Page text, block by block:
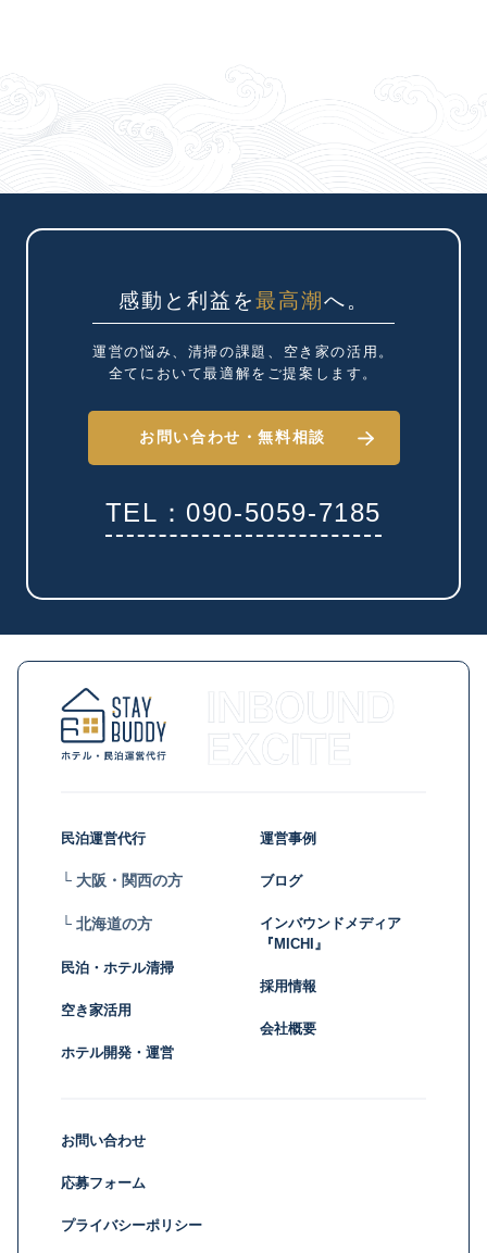
感動と利益を最高潮へ。
運営の悩み、清掃の課題、 空き家の活用。
全てにおいて最適解を ご提案します。
お問い合わせ・無料相談
TEL：090-5059-7185
民泊運営代行
└ 大阪・関西の方
└ 北海道の方
民泊・ホテル清掃
空き家活用
ホテル開発・運営
運営事例
ブログ
インバウンドメディア
『MICHI』
採用情報
会社概要
お問い合わせ
応募フォーム
プライバシーポリシー